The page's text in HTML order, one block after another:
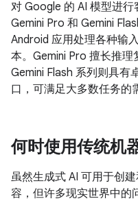
对 Google 的 AI 模型进
Gemini Pro 和 Gemini
Android 应用处理各种输
本。Gemini Pro 擅长推
Gemini Flash 系列则具有
口，可满足大多数任务的
何时使用传统机
虽然生成式 AI 可用于创
容，但许多现实世界中的